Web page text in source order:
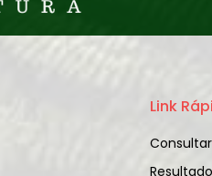
Link